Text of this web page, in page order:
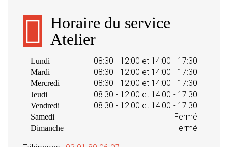
Horaire du service
Atelier
Lundi 08:30 - 12:00 et 14:00 - 17:30
Mardi 08:30 - 12:00 et 14:00 - 17:30
Mercredi 08:30 - 12:00 et 14:00 - 17:30
Jeudi 08:30 - 12:00 et 14:00 - 17:30
Vendredi 08:30 - 12:00 et 14:00 - 17:30
Samedi Fermé
Dimanche Fermé